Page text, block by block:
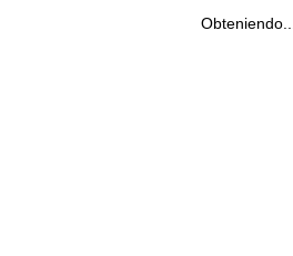
Obteniendo...